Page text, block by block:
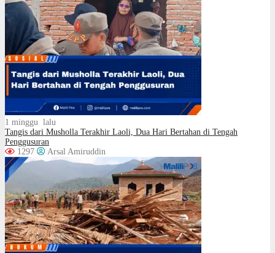
1 minggu lalu
Tangis dari Musholla Terakhir Laoli, Dua Hari Bertahan di Tengah
Penggusuran
1297
Arsal Amiruddin